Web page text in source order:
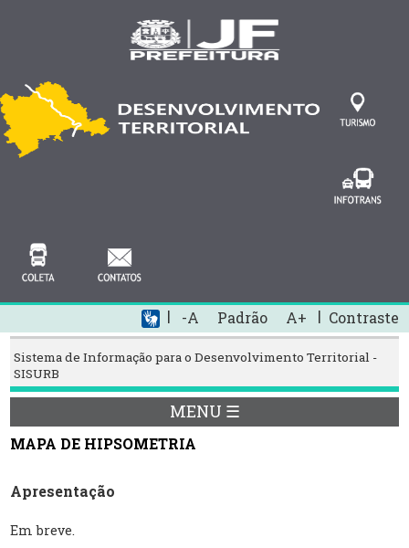
Contraste
| -A Padrão A+ |
Sistema de Informação para o Desenvolvimento Territorial -
SISURB
MENU ☰
MAPA DE HIPSOMETRIA
Apresentação
Em breve.